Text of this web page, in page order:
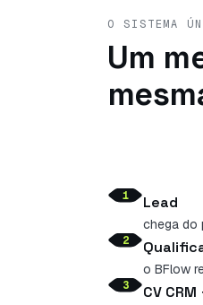
O SISTEMA
Um
1 Lead
chega do
2
o BFlow
3 CV